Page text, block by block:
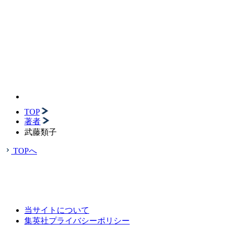
TOP
著者
武藤類子
TOPへ
当サイトについて
集英社プライバシーポリシー